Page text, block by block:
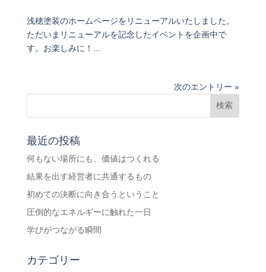
クル
マ購
入
サブ
い合
わせ
浅穂塗装のホームページをリニューアルいたしました。
ただいまリニューアルを記念したイベントを企画中で
す。お楽しみに！...
次のエントリー »
最近の投稿
何もない場所にも、価値はつくれる
結果を出す経営者に共通するもの
初めての決断に向き合うということ
圧倒的なエネルギーに触れた一日
学びがつながる瞬間
カテゴリー